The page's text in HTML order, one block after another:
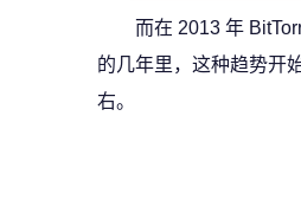
而在 2013 年
的几年里，这种趋势开
右。